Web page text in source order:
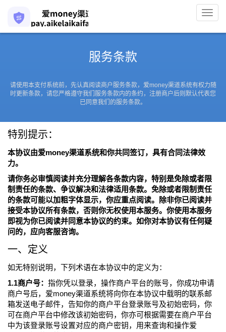
服务条款
请使用本支付系统前，先认真阅读商户服务条款，爱money渠道系统有权力随
时更新条款，请您严格遵守我们服务条款内的条约，注册商户后则默认代表您
已同意我们的服务条款。
特别提示：
本协议由爱money渠道系统和你共同签订，具有合同法律效
力。
请你务必审慎阅读并充分理解各条款内容，特别是免除或者限
制责任的条款、争议解决和法律适用条款。免除或者限制责任
的条款可能以加粗字体显示，你应重点阅读。除非你已阅读并
接受本协议所有条款，否则你无权使用本服务。你使用本服务
即视为你已阅读并同意本协议的约束。如你对本协议有任何疑
问的，应向客服咨询。
一、定义
如无特别说明，下列术语在本协议中的定义为：
1.1商户号： 指你凭以登录，操作商户平台的账号，你成功申请
商户号后，爱money渠道系统将向你在本协议中载明的联系邮
箱发送电子邮件，告知你的商户平台登录账号及初始密码，你
可在商户平台中修改该初始密码，你亦可根据需要在商户平台
中为该登录账号设置对应的商户密钥，用来查询和操作爱